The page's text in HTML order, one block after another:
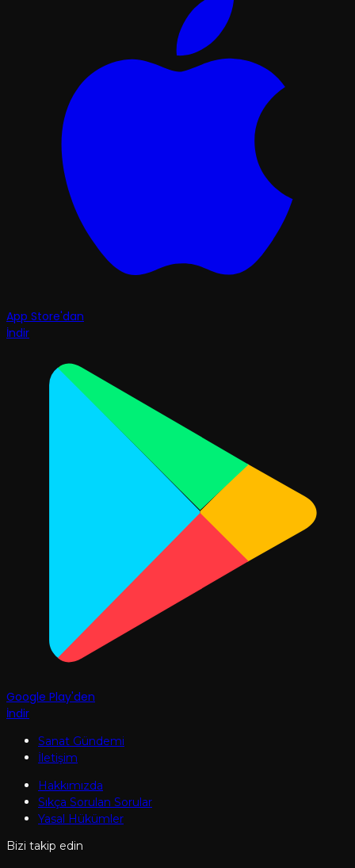
App Store'dan
İndir
Google Play'den
İndir
Sanat Gündemi
İletişim
Hakkımızda
Sıkça Sorulan Sorular
Yasal Hükümler
Bizi takip edin